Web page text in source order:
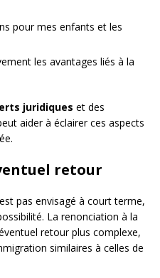
pour mes enfants et les
les avantages liés à la
juridiques et des
aider à éclairer ces aspects
retour
pas envisagé à court terme,
La renonciation à la
retour plus complexe,
similaires à celles de